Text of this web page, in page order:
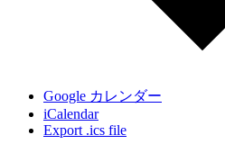
Google カレンダー
iCalendar
Export .ics file